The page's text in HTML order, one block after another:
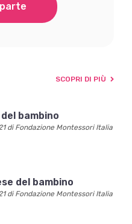
SCOPRI DI PIÙ
bambino
di Fondazione Montessori Italia
del bambino
di Fondazione Montessori Italia